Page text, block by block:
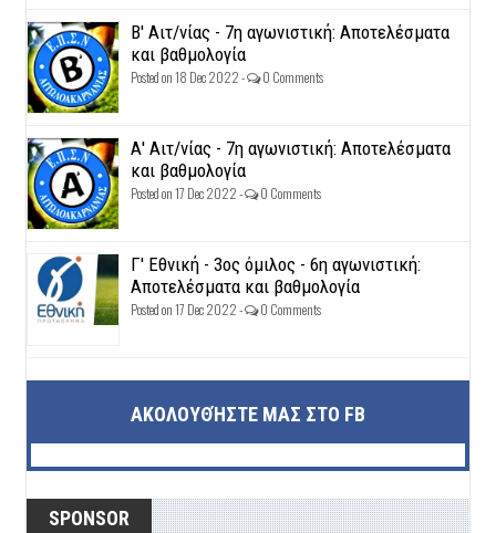
Β' Αιτ/νίας - 7η αγωνιστική: Αποτελέσματα
και βαθμολογία
Posted on 18 Dec 2022 - 0 Comments
Α' Αιτ/νίας - 7η αγωνιστική: Αποτελέσματα
και βαθμολογία
Posted on 17 Dec 2022 - 0 Comments
Γ' Εθνική - 3ος όμιλος - 6η αγωνιστική:
Αποτελέσματα και βαθμολογία
Posted on 17 Dec 2022 - 0 Comments
ΑΚΟΛΟΥΘΉΣΤΕ ΜΑΣ ΣΤΟ FB
SPONSOR